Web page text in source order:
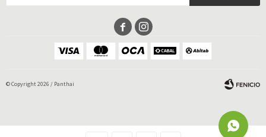
 
© Copyright 2026 / Panthai